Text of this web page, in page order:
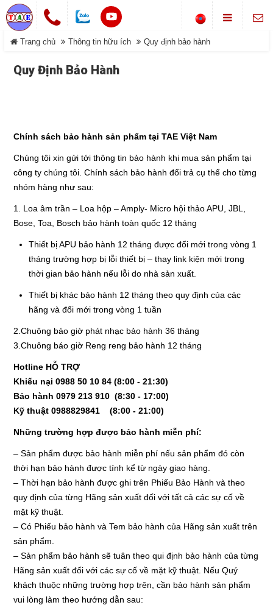
Chuông cửa không dây
Khóa cổng điện tử
Smarthome-Điện thông minh
Hệ thống gọi phục vụ
Đóng
Trang chủ Thông tin hữu ích Quy định bảo hành
Quy Định Bảo Hành
Chính sách bảo hành sản phẩm tại TAE Việt Nam
Chúng tôi xin gửi tới thông tin bảo hành khi mua sản phẩm tại
công ty chúng tôi. Chính sách bảo hành đổi trả cụ thể cho từng
nhóm hàng như sau:
1. Loa âm trần – Loa hộp – Amply- Micro hội thảo APU, JBL,
Bose, Toa, Bosch bảo hành toàn quốc 12 tháng
Thiết bị APU bảo hành 12 tháng được đổi mới trong vòng 1
tháng trường hợp bị lỗi thiết bị – thay link kiện mới trong
thời gian bảo hành nếu lỗi do nhà sản xuất.
Thiết bị khác bảo hành 12 tháng theo quy định của các
hãng và đổi mới trong vòng 1 tuần
2.Chuông báo giờ phát nhạc bảo hành 36 tháng
3.Chuông báo giờ Reng reng bảo hành 12 tháng
Hotline HỖ TRỢ
Khiếu nại 0988 50 10 84 (8:00 - 21:30)
Bảo hành 0979 213 910 (8:30 - 17:00)
Kỹ thuật 0988829841 (8:00 - 21:00)
Những trường hợp được bảo hành miễn phí:
– Sản phẩm được bảo hành miễn phí nếu sản phẩm đó còn
thời hạn bảo hành được tính kể từ ngày giao hàng.
– Thời hạn bảo hành được ghi trên Phiếu Bảo Hành và theo
quy định của từng Hãng sản xuất đối với tất cả các sự cố về
mặt kỹ thuật.
– Có Phiếu bảo hành và Tem bảo hành của Hãng sản xuất trên
sản phẩm.
– Sản phẩm bảo hành sẽ tuân theo qui định bảo hành của từng
Hãng sản xuất đối với các sự cố về mặt kỹ thuật. Nếu Quý
khách thuộc những trường hợp trên, cần bảo hành sản phẩm
vui lòng làm theo hướng dẫn sau:
Dịch vụ
Sản phẩm
Giới thiệu
Tải về
Tin tức
Liên hệ
Đóng
TRÊN MẠNG XÃ HỘI
Google
Twitter
LinkedIn
LIÊN HỆ
HotLine
0988829841
LIÊN HỆ
0988 829 841-0916 585 972
©COPYRIGHT 2019. ALL RIGHTS RESERVED